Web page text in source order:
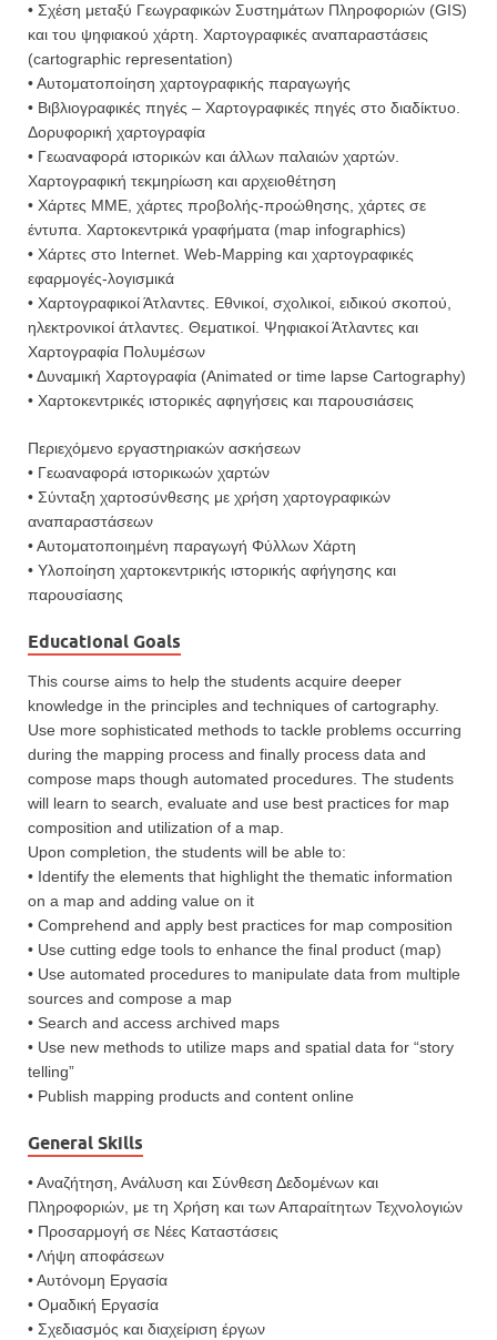
• Σχέση μεταξύ Γεωγραφικών Συστημάτων Πληροφοριών (GIS)
και του ψηφιακού χάρτη. Χαρτογραφικές αναπαραστάσεις
(cartographic representation)
• Αυτοματοποίηση χαρτογραφικής παραγωγής
• Βιβλιογραφικές πηγές – Χαρτογραφικές πηγές στο διαδίκτυο.
Δορυφορική χαρτογραφία
• Γεωαναφορά ιστορικών και άλλων παλαιών χαρτών.
Χαρτογραφική τεκμηρίωση και αρχειοθέτηση
• Χάρτες ΜΜΕ, χάρτες προβολής-προώθησης, χάρτες σε
έντυπα. Χαρτοκεντρικά γραφήματα (map infographics)
• Χάρτες στο Ιnternet. Web-Mapping και χαρτογραφικές
εφαρμογές-λογισμικά
• Χαρτογραφικοί Άτλαντες. Εθνικοί, σχολικοί, ειδικού σκοπού,
ηλεκτρονικοί άτλαντες. Θεματικοί. Ψηφιακοί Άτλαντες και
Χαρτογραφία Πολυμέσων
• Δυναμική Χαρτογραφία (Animated or time lapse Cartography)
• Χαρτοκεντρικές ιστορικές αφηγήσεις και παρουσιάσεις
Περιεχόμενο εργαστηριακών ασκήσεων
• Γεωαναφορά ιστορικωών χαρτών
• Σύνταξη χαρτοσύνθεσης με χρήση χαρτογραφικών
αναπαραστάσεων
• Αυτοματοποιημένη παραγωγή Φύλλων Χάρτη
• Υλοποίηση χαρτοκεντρικής ιστορικής αφήγησης και
παρουσίασης
Educational Goals
This course aims to help the students acquire deeper
knowledge in the principles and techniques of cartography.
Use more sophisticated methods to tackle problems occurring
during the mapping process and finally process data and
compose maps though automated procedures. The students
will learn to search, evaluate and use best practices for map
composition and utilization of a map.
Upon completion, the students will be able to:
• Identify the elements that highlight the thematic information
on a map and adding value on it
• Comprehend and apply best practices for map composition
• Use cutting edge tools to enhance the final product (map)
• Use automated procedures to manipulate data from multiple
sources and compose a map
• Search and access archived maps
• Use new methods to utilize maps and spatial data for “story
telling”
• Publish mapping products and content online
General Skills
• Αναζήτηση, Ανάλυση και Σύνθεση Δεδομένων και
Πληροφοριών, με τη Χρήση και των Απαραίτητων Τεχνολογιών
• Προσαρμογή σε Νέες Καταστάσεις
• Λήψη αποφάσεων
• Αυτόνομη Εργασία
• Ομαδική Εργασία
• Σχεδιασμός και διαχείριση έργων